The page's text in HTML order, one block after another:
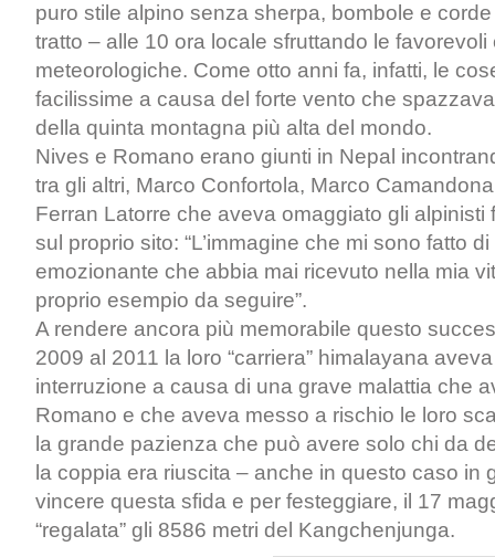
puro stile alpino senza sherpa, bombole e corde
tratto – alle 10 ora locale sfruttando le favorevoli
meteorologiche. Come otto anni fa, infatti, le
facilissime a causa del forte vento che
della quinta montagna più alta del mondo.
Nives e Romano erano giunti in Nepal
tra gli altri, Marco Confortola, Marco
Ferran Latorre che aveva omaggiato gli alpinisti
sul proprio sito: “L’immagine che mi sono fatto
emozionante che abbia mai ricevuto nella mia
proprio esempio da seguire”.
A rendere ancora più memorabile questo
2009 al 2011 la loro “carriera” himalayana
interruzione a causa di una grave malattia che
Romano e che aveva messo a rischio le loro
la grande pazienza che può avere solo chi da
la coppia era riuscita – anche in questo caso in
vincere questa sfida e per festeggiare, il 17
“regalata” gli 8586 metri del Kangchenjunga.